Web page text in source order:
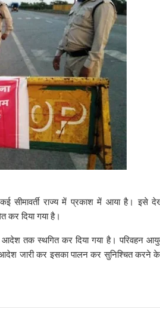
सीमावर्ती राज्य में प्रकाश में आया है। इसे
कर दिया गया है।
आदेश तक स्थगित कर दिया गया है। परिवहन
आदेश जारी कर इसका पालन कर सुनिश्चित करने के